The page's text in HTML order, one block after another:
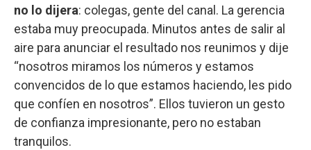
no lo dijera: colegas, gente del canal. La gerencia
estaba muy preocupada. Minutos antes de salir al
aire para anunciar el resultado nos reunimos y dije
“nosotros miramos los números y estamos
convencidos de lo que estamos haciendo, les pido
que confíen en nosotros”. Ellos tuvieron un gesto
de confianza impresionante, pero no estaban
tranquilos.